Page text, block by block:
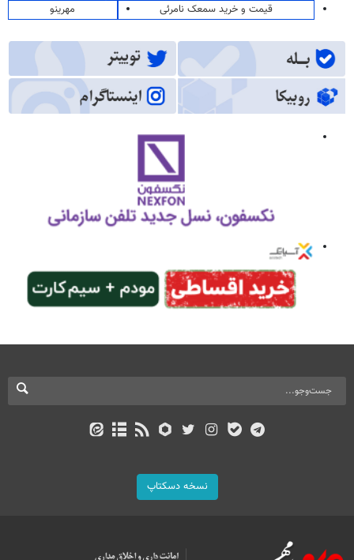
قیمت و خرید سمعک نامرئی
مهرینو
نسخه دسکتاپ